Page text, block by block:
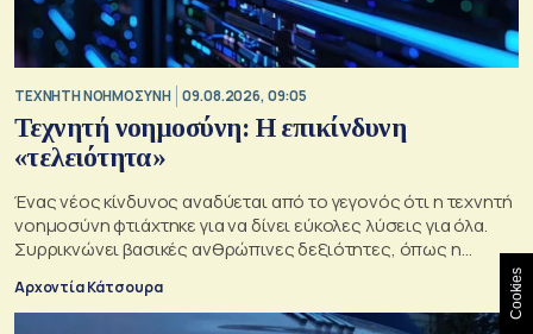
TΕΧΝΗΤΗ ΝΟΗΜΟΣΥΝΗ 09.08.2026, 09:05
Τεχνητή νοημοσύνη: Η επικίνδυνη
«τελειότητα»
Ένας νέος κίνδυνος αναδύεται από το γεγονός ότι η τεχνητή
νοημοσύνη φτιάχτηκε για να δίνει εύκολες λύσεις για όλα.
Συρρικνώνει βασικές ανθρώπινες δεξιότητες, όπως η
Αρχοντία Κάτσουρα Cookies